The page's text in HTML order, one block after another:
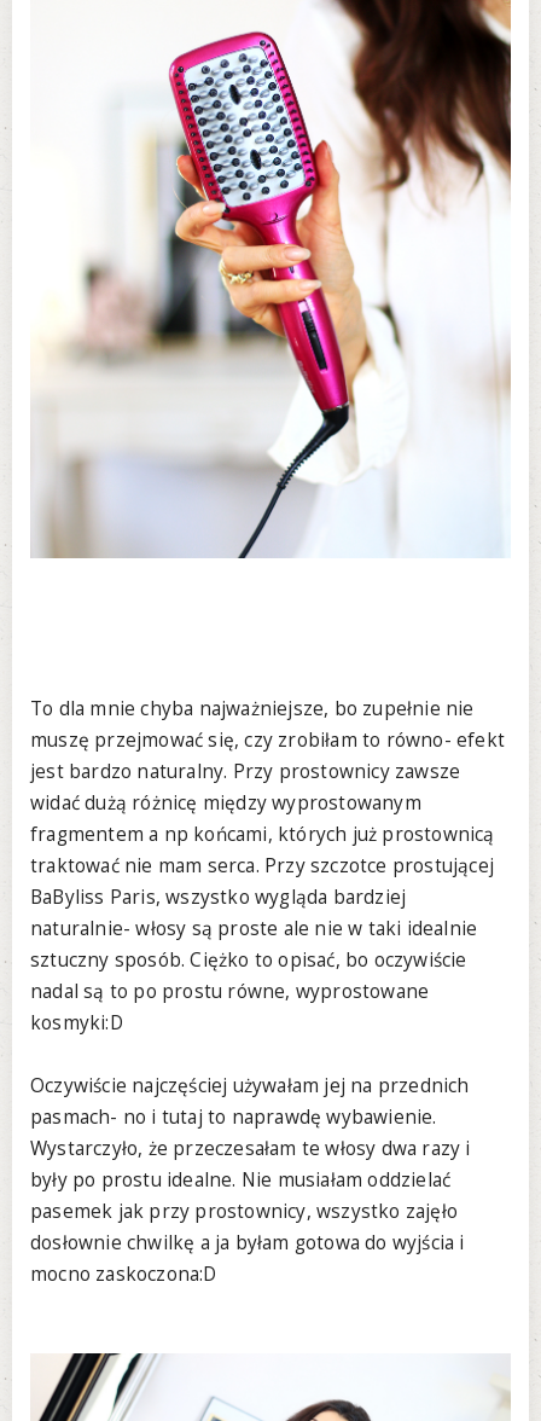
To dla mnie chyba najważniejsze, bo zupełnie nie
muszę przejmować się, czy zrobiłam to równo- efekt
jest bardzo naturalny. Przy prostownicy zawsze
widać dużą różnicę między wyprostowanym
fragmentem a np końcami, których już prostownicą
traktować nie mam serca. Przy szczotce prostującej
BaByliss Paris, wszystko wygląda bardziej
naturalnie- włosy są proste ale nie w taki idealnie
sztuczny sposób. Ciężko to opisać, bo oczywiście
nadal są to po prostu równe, wyprostowane
kosmyki:D
Oczywiście najczęściej używałam jej na przednich
pasmach- no i tutaj to naprawdę wybawienie.
Wystarczyło, że przeczesałam te włosy dwa razy i
były po prostu idealne. Nie musiałam oddzielać
pasemek jak przy prostownicy, wszystko zajęło
dosłownie chwilkę a ja byłam gotowa do wyjścia i
mocno zaskoczona:D